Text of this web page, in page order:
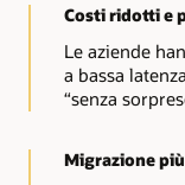
Costi ridotti e
Le aziende
a bassa
“senza
Migrazione